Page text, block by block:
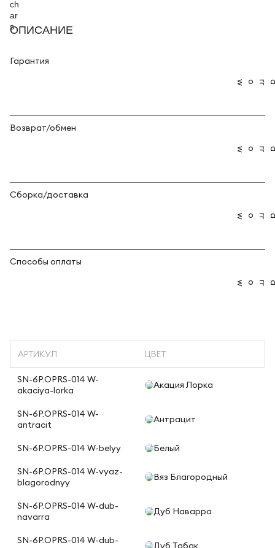
ОПИСАНИЕ
Гарантия
Возврат/обмен
Сборка/доставка
Способы оплаты
АРТИКУЛ ЦВЕТ
SN-6P.OPRS-014 W-
akaciya-lorka
Акация Лорка
SN-6P.OPRS-014 W-
antracit
Антрацит
SN-6P.OPRS-014 W-belyy Белый
SN-6P.OPRS-014 W-vyaz-
blagorodnyy
Вяз Благородный
SN-6P.OPRS-014 W-dub-
navarra
Дуб Наварра
SN-6P.OPRS-014 W-dub-